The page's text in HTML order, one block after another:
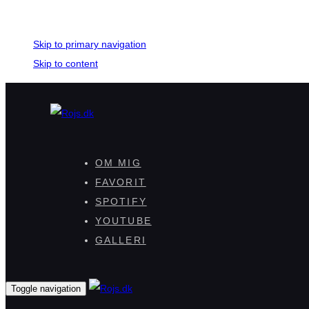
Skip to primary navigation
Skip to content
OM MIG
FAVORIT
SPOTIFY
YOUTUBE
GALLERI
Toggle navigation